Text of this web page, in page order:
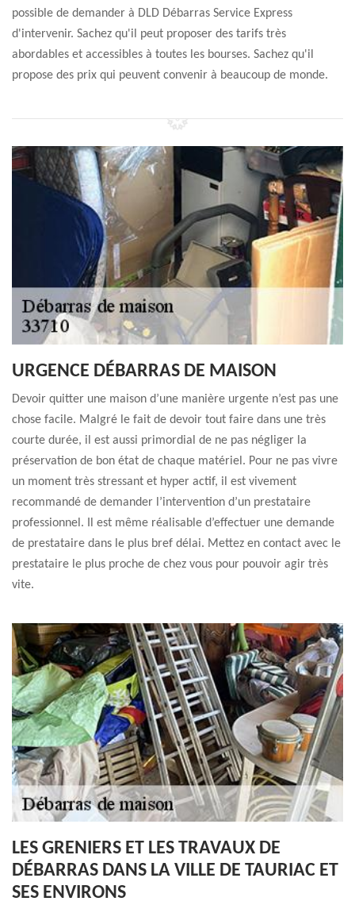
possible de demander à DLD Débarras Service Express
d'intervenir. Sachez qu'il peut proposer des tarifs très
abordables et accessibles à toutes les bourses. Sachez qu'il
propose des prix qui peuvent convenir à beaucoup de monde.
URGENCE DÉBARRAS DE MAISON
Devoir quitter une maison d’une manière urgente n’est pas une
chose facile. Malgré le fait de devoir tout faire dans une très
courte durée, il est aussi primordial de ne pas négliger la
préservation de bon état de chaque matériel. Pour ne pas vivre
un moment très stressant et hyper actif, il est vivement
recommandé de demander l’intervention d’un prestataire
professionnel. Il est même réalisable d’effectuer une demande
de prestataire dans le plus bref délai. Mettez en contact avec le
prestataire le plus proche de chez vous pour pouvoir agir très
vite.
LES GRENIERS ET LES TRAVAUX DE
DÉBARRAS DANS LA VILLE DE TAURIAC ET
SES ENVIRONS